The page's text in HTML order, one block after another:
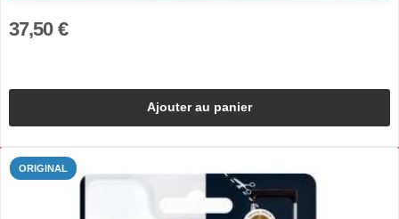
37,50 €
Ajouter au panier
ORIGINAL